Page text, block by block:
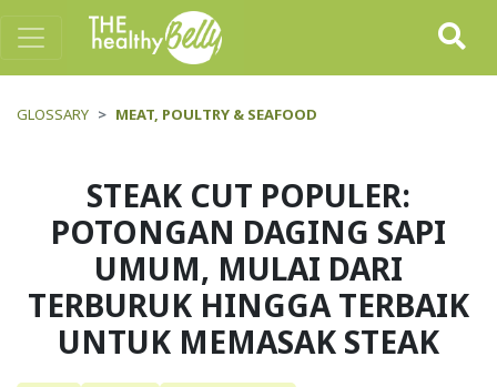
GLOSSARY MEAT, POULTRY & SEAFOOD
STEAK CUT POPULER:
POTONGAN DAGING SAPI
UMUM, MULAI DARI
TERBURUK HINGGA TERBAIK
UNTUK MEMASAK STEAK